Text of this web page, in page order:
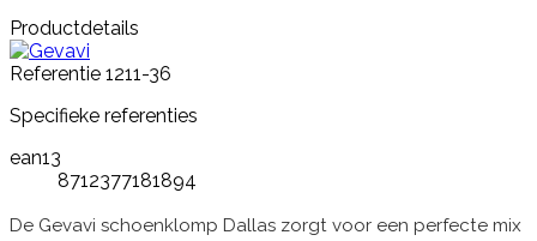
Productdetails
Referentie 1211-36
Specifieke referenties
ean13
8712377181894
De Gevavi schoenklomp Dallas zorgt voor een perfecte mix